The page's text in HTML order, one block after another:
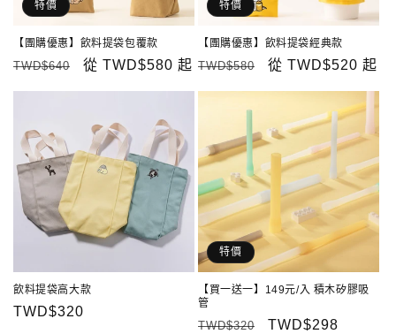
特價
【團購優惠】飲料提袋包覆款
定
TWD$640
售
從 TWD$580 起
特價
【團購優惠】飲料提袋經典款
定
TWD$580
售
從 TWD$520 起
飲料提袋高大款
定
TWD$320
特價
【買一送一】149元/入 積木矽膠吸
管
定
TWD$320
售
TWD$298